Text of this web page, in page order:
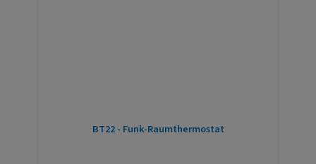
BT22 - Funk-Raumthermostat